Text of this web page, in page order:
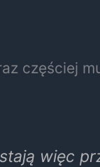
częściej
więc